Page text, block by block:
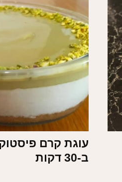
עוגת קרם
ב-30 דקות